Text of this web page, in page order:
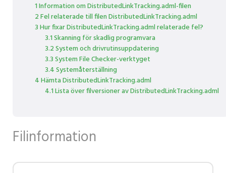
1 Information om DistributedLinkTracking.adml-filen
2 Fel relaterade till filen DistributedLinkTracking.adml
3 Hur fixar DistributedLinkTracking.adml relaterade fel?
3.1 Skanning för skadlig programvara
3.2 System och drivrutinsuppdatering
3.3 System File Checker-verktyget
3.4 Systemåterställning
4 Hämta DistributedLinkTracking.adml
4.1 Lista över filversioner av DistributedLinkTracking.adml
Filinformation